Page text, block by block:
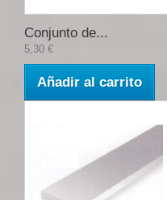
Conjunto de...
5,30 €
Añadir al carrito